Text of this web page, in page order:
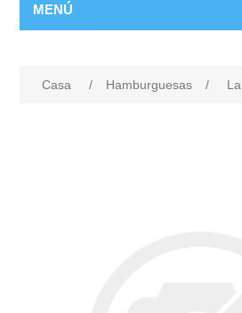
MENÚ
Casa / Hamburguesas /